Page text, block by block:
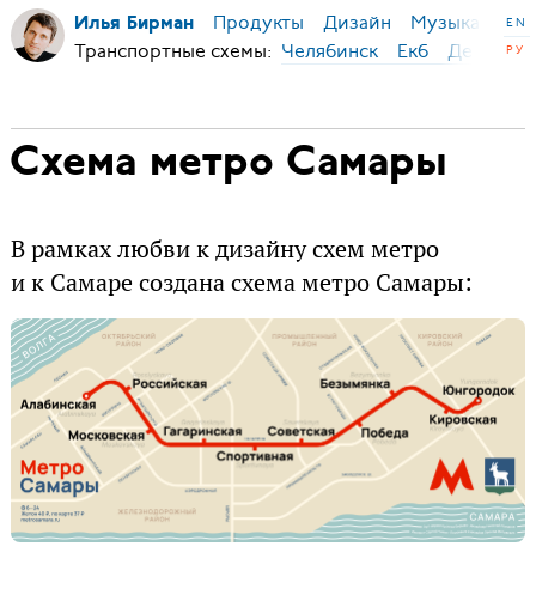
Илья Бирман Продукты Дизайн Музыка
EN
РУ
Транспортные схемы: Челябинск Екб Дербент
Схема метро Самары
В рамках любви к дизайну схем метро
и к Самаре создана схема метро Самары: